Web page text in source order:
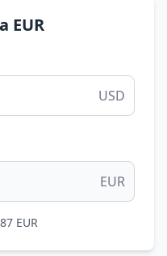
EUR
USD
EUR
EUR